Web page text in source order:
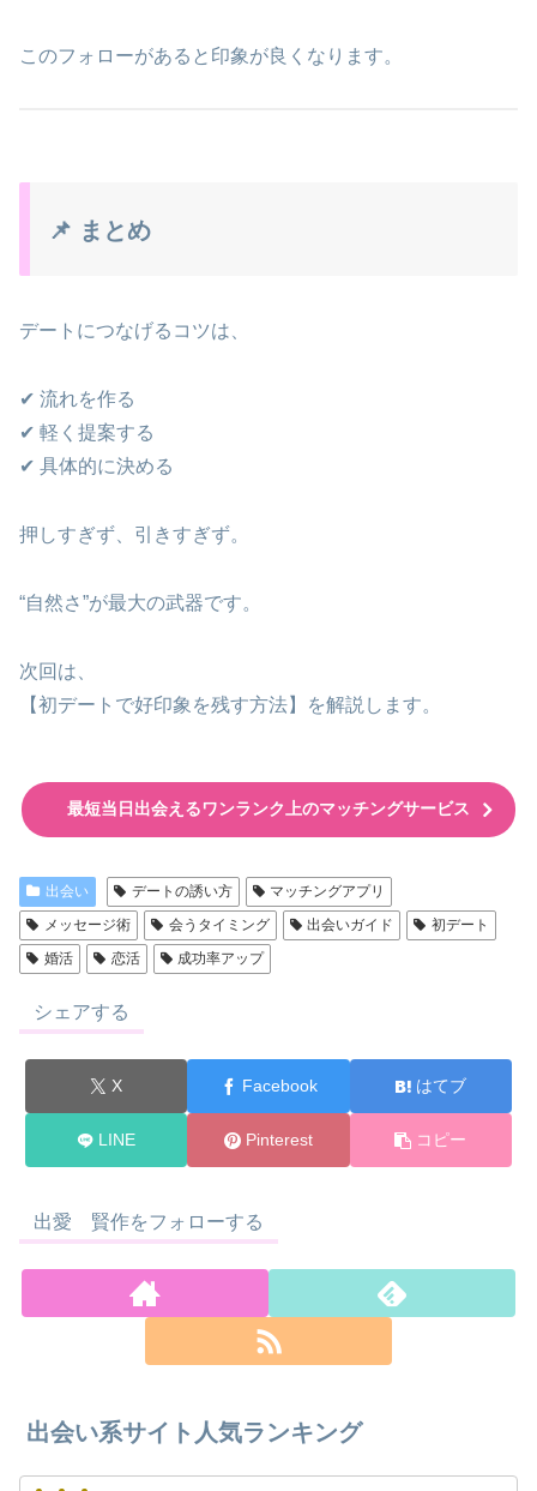
このフォローがあると印象が良くなります。
📌 まとめ
デートにつなげるコツは、
✔ 流れを作る
✔ 軽く提案する
✔ 具体的に決める
押しすぎず、引きすぎず。
“自然さ”が最大の武器です。
次回は、
【初デートで好印象を残す方法】を解説します。
最短当日出会えるワンランク上のマッチングサービス
出会い デートの誘い方
マッチングアプリ
メッセージ術
会うタイミング 出会いガイド
初デート
婚活
恋活 成功率アップ
シェアする
X Facebook はてブ
LINE Pinterest コピー
出愛 賢作をフォローする
出会い系サイト人気ランキング